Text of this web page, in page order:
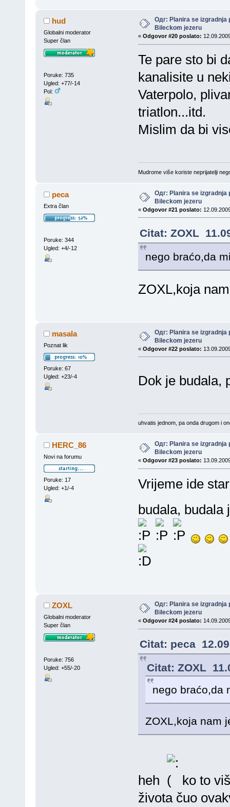
hud
Globalni moderator
Super član
Poruke: 735
Ugled: +77/-14
Pol:
Одг: Planira se izgradnja
Bileckom jezeru
« Odgovor #20 poslato:
Te pare sto bi
kanalisite u
Vaterpolo,
triatlon...itd.
Mislim da bi
Mudrome više koriste neprijatelji
peca
Extra član
Poruke: 344
Ugled: +4/-12
Одг: Planira se izgradnja
Bileckom jezeru
« Odgovor #21 poslato:
Citat: ZOXL
nego braćo,da
ZOXL,koja
masala
Poznat lik
Poruke: 67
Ugled: +23/-4
Одг: Planira se izgradnja
Bileckom jezeru
« Odgovor #22 poslato:
Dok je
uhvatis jednom, pa onda drugom i
HERC_86
Novi na forumu
Poruke: 17
Ugled: +1/-4
Одг: Planira se izgradnja
Bileckom jezeru
« Odgovor #23 poslato:
Vrijeme ide
budala, budala
ZOXL
Globalni moderator
Super član
Poruke: 756
Ugled: +55/-20
Одг: Planira se izgradnja
Bileckom jezeru
« Odgovor #24 poslato:
Citat: peca
Citat: ZOXL
nego braćo,da
ZOXL,koja nam
heh
ko to
života čuo